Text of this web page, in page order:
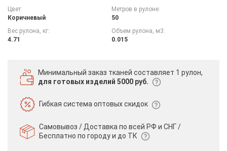
Цвет:
Коричневый
Метров в рулоне:
50
Вес рулона, кг:
4.71
Объем рулона, м3:
0.015
Минимальный заказ тканей составляет 1 рулон,
для готовых изделий 5000 руб.
Гибкая системаоптовых скидок
Самовывоз / Доставка по всей РФ и СНГ /
Бесплатно по городу и до ТК